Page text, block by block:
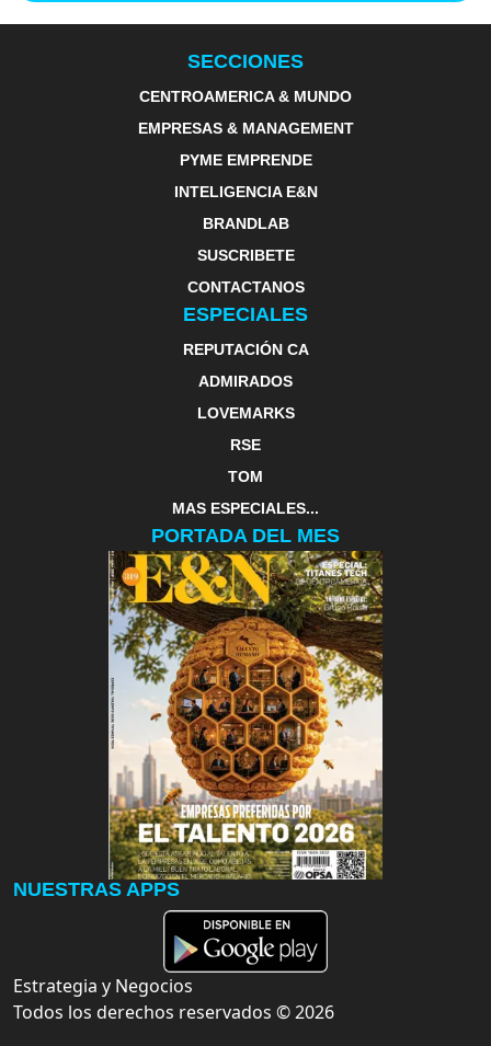
SECCIONES
CENTROAMERICA & MUNDO
EMPRESAS & MANAGEMENT
PYME EMPRENDE
INTELIGENCIA E&N
BRANDLAB
SUSCRIBETE
CONTACTANOS
ESPECIALES
REPUTACIÓN CA
ADMIRADOS
LOVEMARKS
RSE
TOM
MAS ESPECIALES...
PORTADA DEL MES
NUESTRAS APPS
Estrategia y Negocios
Todos los derechos reservados ©2026